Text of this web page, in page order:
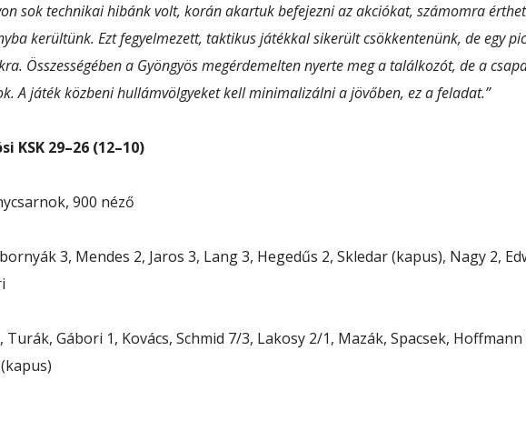
sok technikai hibánk volt, korán akartuk befejezni az akciókat, számomra
kerültünk. Ezt fegyelmezett, taktikus játékkal sikerült csökkentenünk, de egy
Összességében a Gyöngyös megérdemelten nyerte meg a találkozót, de a
A játék közbeni hullámvölgyeket kell minimalizálni a jövőben, ez a feladat.”
KSK 29–26 (12–10)
900 néző
3, Mendes 2, Jaros 3, Lang 3, Hegedűs 2, Skledar (kapus), Nagy 2,
Turák, Gábori 1, Kovács, Schmid 7/3, Lakosy 2/1, Mazák, Spacsek, Hoffmann